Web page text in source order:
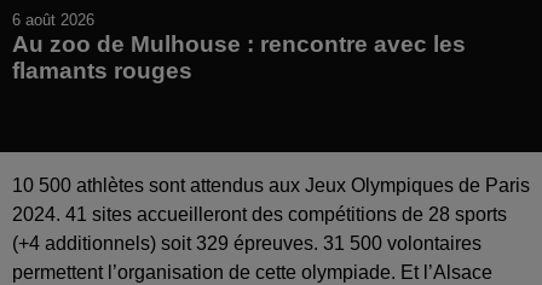
6 août 2026
Au zoo de Mulhouse : rencontre avec les
flamants rouges
10 500 athlètes sont attendus aux Jeux Olympiques de Paris
2024. 41 sites accueilleront des compétitions de 28 sports
(+4 additionnels) soit 329 épreuves. 31 500 volontaires
permettent l’organisation de cette olympiade. Et l’Alsace